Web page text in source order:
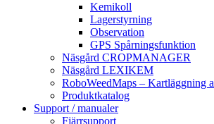
Kemikoll
Lagerstyrning
Observation
GPS Spårningsfunktion
Näsgård CROPMANAGER
Näsgård LEXIKEM
RoboWeedMaps – Kartläggning
Produktkatalog
Support / manualer
Fjärrsupport